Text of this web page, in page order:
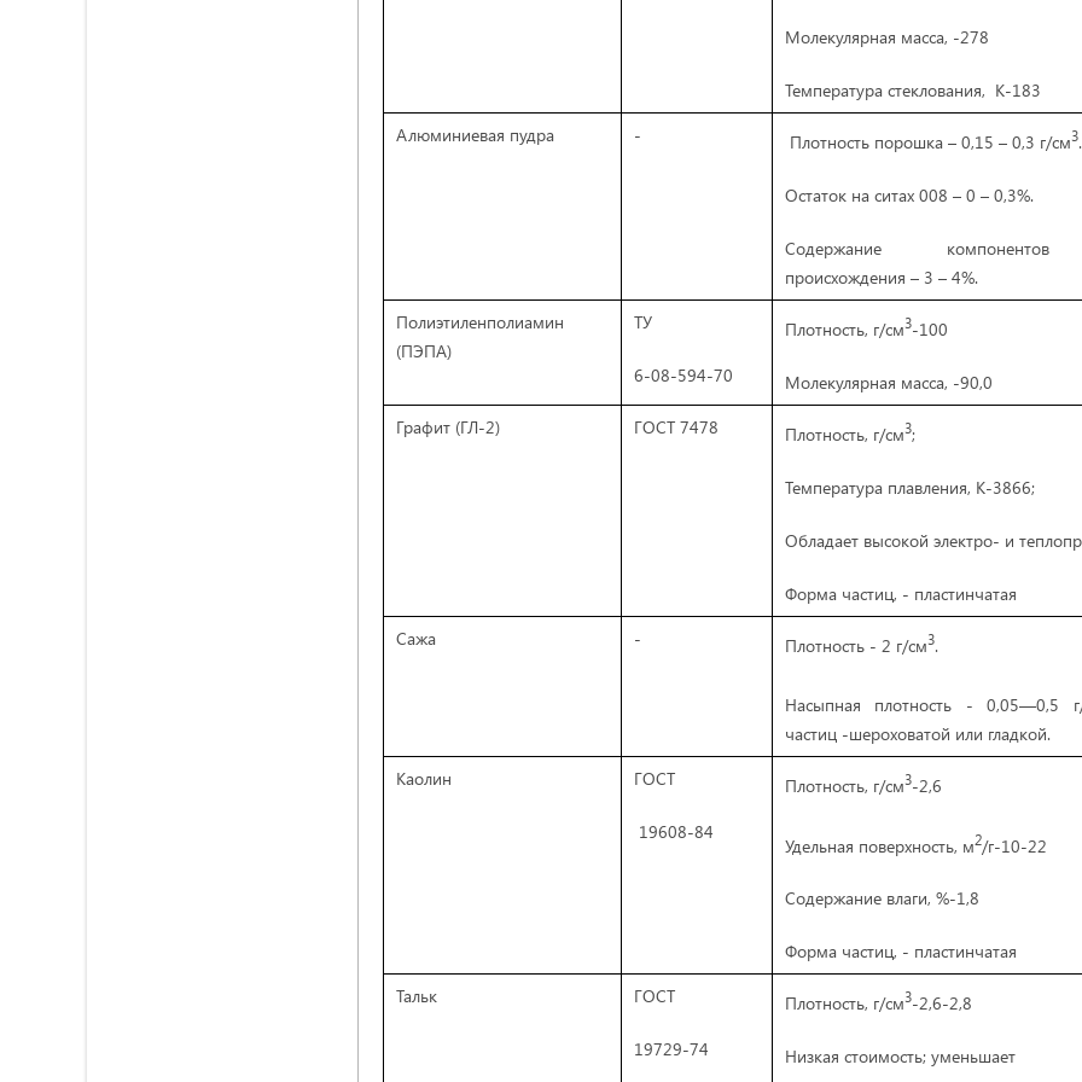
Молекулярная масса, -278
Температура стеклования, К-183
Алюминиевая пудра
- Плотность порошка – 0,15 – 0,3 г/см3.
Остаток на ситах 008 – 0 – 0,3%.
Содержание компонентов
происхождения – 3 – 4%.
Полиэтиленполиамин
(ПЭПА)
ТУ
6-08-594-70
Плотность, г/см3-100
Молекулярная масса, -90,0
Графит (ГЛ-2)
ГОСТ 7478 Плотность, г/см3;
Температура плавления, К-3866;
Обладает высокой электро- и
Форма частиц, - пластинчатая
Сажа
- Плотность - 2 г/см3.
Насыпная плотность - 0,05—0,5
частиц -шероховатой или гладкой.
Каолин
ГОСТ
19608-84
Плотность, г/см3-2,6
Удельная поверхность, м2/г-10-22
Содержание влаги, %-1,8
Форма частиц, - пластинчатая
Тальк
ГОСТ
19729-74
Плотность, г/см3-2,6-2,8
Низкая стоимость; уменьшает